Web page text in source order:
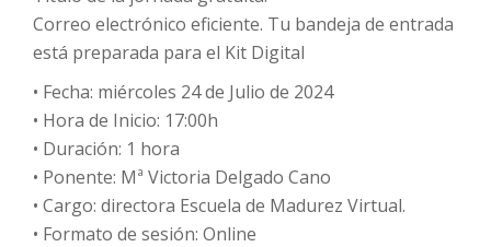
Correo electrónico eficiente. Tu bandeja de entrada
está preparada para el Kit Digital
• Fecha: miércoles 24 de Julio de 2024
• Hora de Inicio: 17:00h
• Duración: 1 hora
• Ponente: Mª Victoria Delgado Cano
• Cargo: directora Escuela de Madurez Virtual.
• Formato de sesión: Online